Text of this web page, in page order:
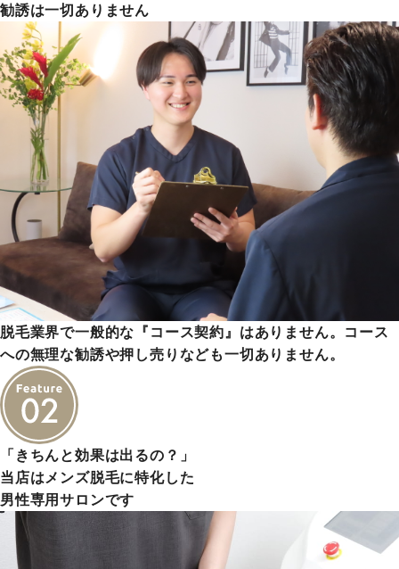
勧誘は一切ありません
脱毛業界で一般的な『コース契約』はありません。コース
への無理な勧誘や押し売りなども一切ありません。
「きちんと効果は出るの？」
当店はメンズ脱毛に特化した
男性専用サロンです